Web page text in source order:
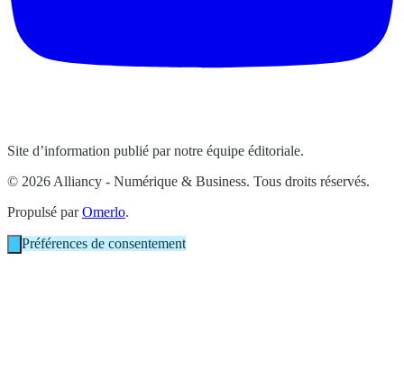
Site d’information publié par notre équipe éditoriale.
© 2026 Alliancy - Numérique & Business. Tous droits réservés.
Propulsé parOmerlo.
Préférences de consentement